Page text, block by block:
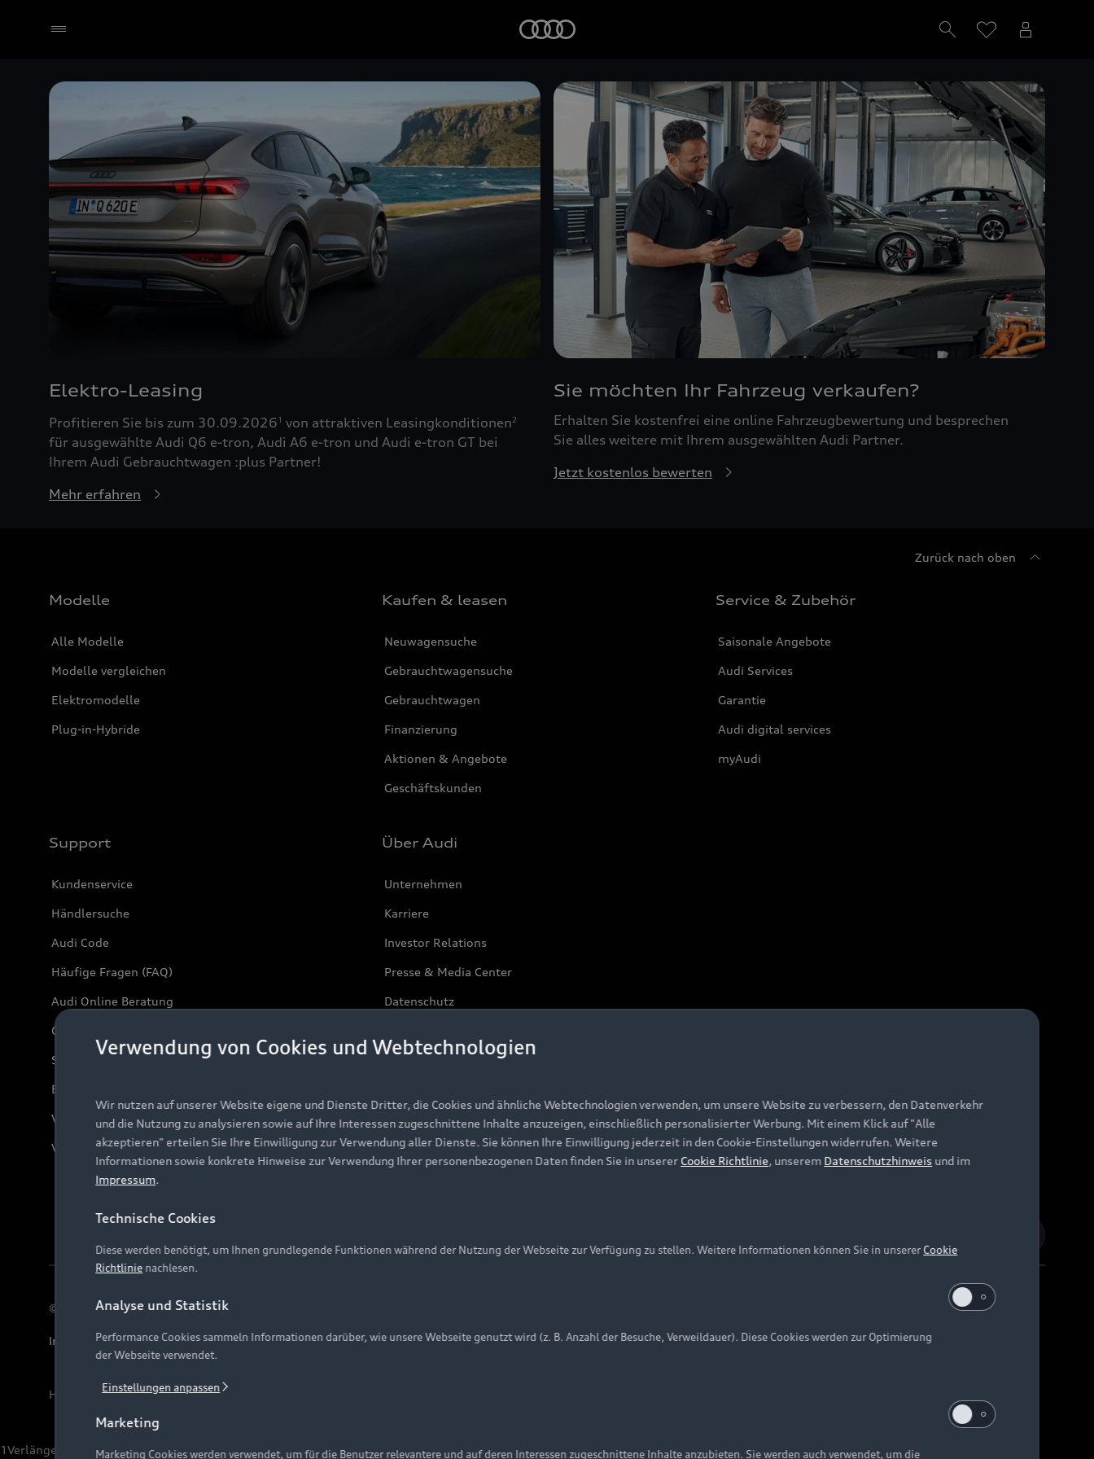
Elektro-Leasing
Profitieren Sie bis zum 30.09.20261 von attraktiven Leasingkonditionen2
für ausgewählte Audi Q6 e-tron, Audi A6 e-tron und Audi e-tron GT bei
Ihrem Audi Gebrauchtwagen :plus Partner!
Mehr erfahren
Sie möchten Ihr Fahrzeug verkaufen?
Erhalten Sie kostenfrei eine online Fahrzeugbewertung und besprechen
Sie alles weitere mit Ihrem ausgewählten Audi Partner.
Jetzt kostenlos bewerten
Zurück nach oben
Modelle
Alle Modelle
Modelle vergleichen
Elektromodelle
Plug-in-Hybride
Kaufen & leasen
Neuwagensuche
Gebrauchtwagensuche
Gebrauchtwagen
Finanzierung
Aktionen & Angebote
Geschäftskunden
Service & Zubehör
Saisonale Angebote
Audi Services
Garantie
Audi digital services
myAudi
Support
Kundenservice
Händlersuche
Audi Code
Häufige Fragen (FAQ)
Audi Online Beratung
Online-Terminvereinbarung
Servicekontakt
Bordbuch & Bedienungsanleitungen
Verträge kündigen
Vertrag widerrufen
Über Audi
Unternehmen
Karriere
Investor Relations
Presse & Media Center
Datenschutz
© 2026 AUDI AG. Alle Rechte vorbehalten
Impressum Rechtliches Hinweisgebersystem Datenschutzinformation Cookie-Einstellungen Cookie-Richtlinie Barrierefreiheit Digital Services Act
Hinweis: Die aktuelle Darstellung und Anordnung der Embleme am Fahrzeug bei allen Abbildungen auf dieser Webseite kann abweichen.
1Verlängerung vorbehalten.
Verwendung von Cookies und Webtechnologien
Wir nutzen auf unserer Website eigene und Dienste Dritter, die Cookies und ähnliche Webtechnologien verwenden, um unsere Website zu verbessern, den Datenverkehr
und die Nutzung zu analysieren sowie auf Ihre Interessen zugeschnittene Inhalte anzuzeigen, einschließlich personalisierter Werbung. Mit einem Klick auf "Alle
akzeptieren" erteilen Sie Ihre Einwilligung zur Verwendung aller Dienste. Sie können Ihre Einwilligung jederzeit in den Cookie-Einstellungen widerrufen. Weitere
Informationen sowie konkrete Hinweise zur Verwendung Ihrer personenbezogenen Daten finden Sie in unserer Cookie Richtlinie, unserem Datenschutzhinweis und im
Impressum.
Technische Cookies
Diese werden benötigt, um Ihnen grundlegende Funktionen während der Nutzung der Webseite zur Verfügung zu stellen. Weitere Informationen können Sie in unsererCookie
Richtlinie nachlesen.
Analyse und Statistik
Performance Cookies sammeln Informationen darüber, wie unsere Webseite genutzt wird (z. B. Anzahl der Besuche, Verweildauer). Diese Cookies werden zur Optimierung
der Webseite verwendet.
Einstellungen anpassen
Marketing
Marketing Cookies werden verwendet, um für die Benutzer relevantere und auf deren Interessen zugeschnittene Inhalte anzubieten. Sie werden auch verwendet, um die